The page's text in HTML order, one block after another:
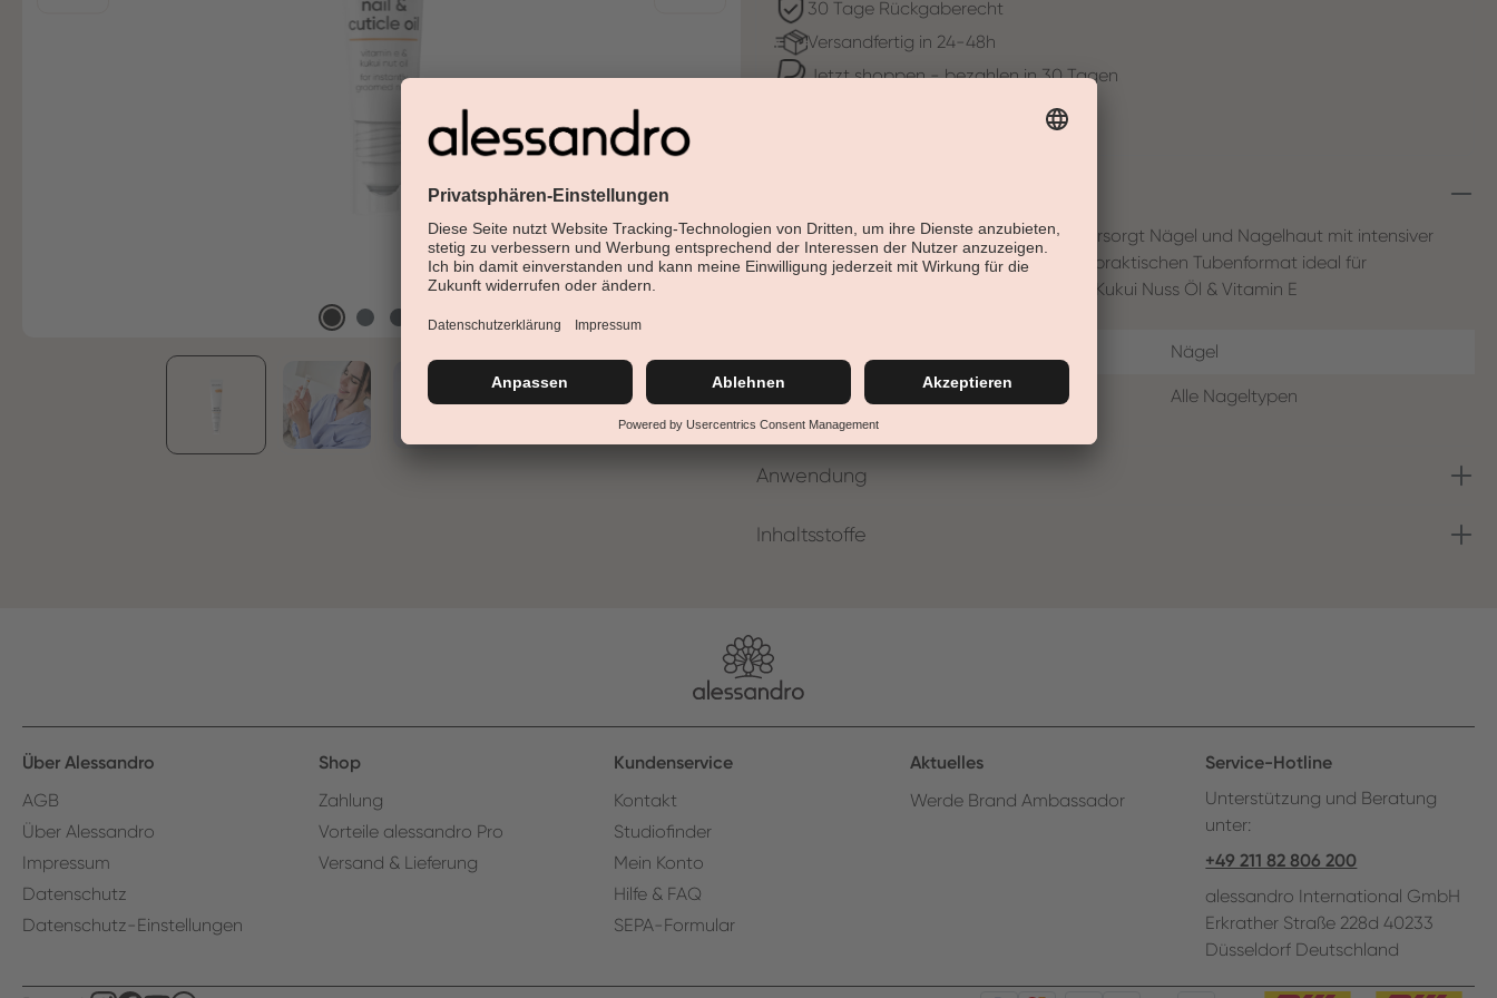
30 Tage Rückgaberecht
Versandfertig in 24-48h
Jetzt shoppen - bezahlen in 30 Tagen
Das nail & cuticle oil zieht sofort ein und versorgt Nägel und Nagelhaut mit intensiver
Pflege – durch den Roll-on-Applikator im praktischen Tubenformat ideal für
zwischendurch und unterwegs. Wirkstoffe: Kukui Nuss Öl & Vitamin E
Nägel
Alle Nageltypen
Anwendung
Inhaltsstoffe
Über Alessandro
AGB
Über Alessandro
Impressum
Datenschutz
Datenschutz-Einstellungen
Shop
Zahlung
Vorteile alessandro Pro
Versand & Lieferung
Kundenservice
Kontakt
Studiofinder
Mein Konto
Hilfe & FAQ
SEPA-Formular
Aktuelles
Werde Brand Ambassador
Service-Hotline
Unterstützung und Beratung
unter:
+49 211 82 806 200
alessandro International GmbH
Erkrather Straße 228d 40233
Düsseldorf Deutschland